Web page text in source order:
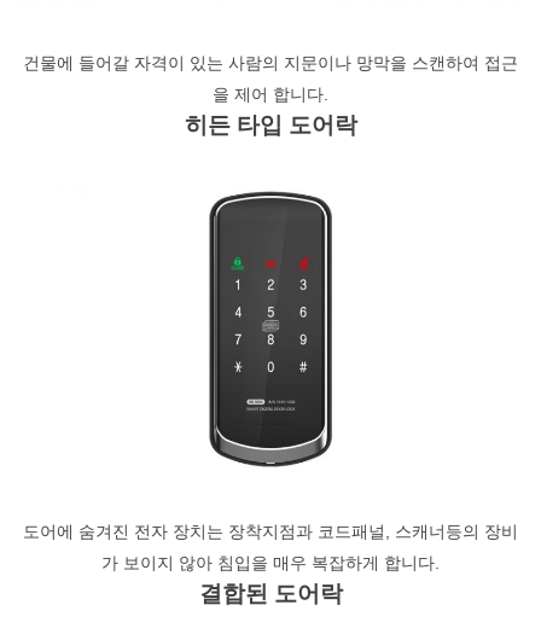
건물에 들어갈 자격이 있는 사람의 지문이나 망막을 스캔하여 접근
을 제어 합니다.
히든 타입 도어락
도어에 숨겨진 전자 장치는 장착지점과 코드패널, 스캐너등의 장비
가 보이지 않아 침입을 매우 복잡하게 합니다.
결합된 도어락